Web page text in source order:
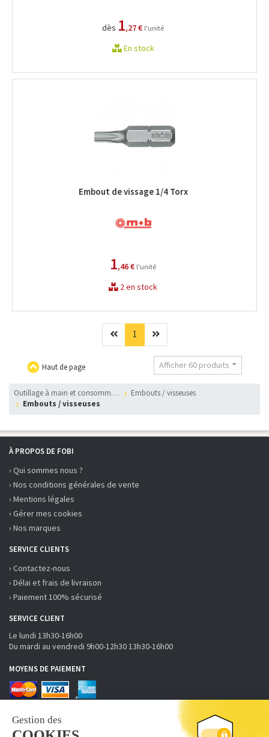
dès 1,27 € l'unité
En stock
Embout de vissage 1/4 Torx
1,46 € l'unité
2 en stock
Précédent
1 (current)Suivant
Haut de page Afficher 60 produits
outillage à main et consommables
embouts / visseuses
embouts / visseuses
À PROPOS DE FOBI
› Qui sommes nous ?
› Nos conditions générales de vente
› Mentions légales
› Gérer mes cookies
› Nos marques
SERVICE CLIENTS
› Contactez-nous
› Délai et frais de livraison
› Paiement 100% sécurisé
SERVICE CLIENT
Le lundi 13h30-16h00
Du mardi au vendredi 9h00-12h30 13h30-16h00
MOYENS DE PAIEMENT